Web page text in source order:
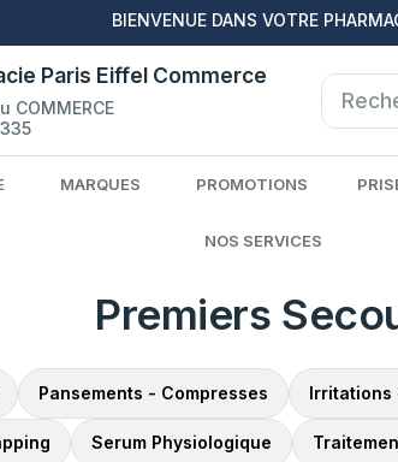
BIENVENUE DANS VOTRE
Paris Eiffel Commerce
COMMERCE
MARQUES PROMOTIONS
NOS SERVICES
Premiers
Pansements - Compresses Irritations
Serum Physiologique